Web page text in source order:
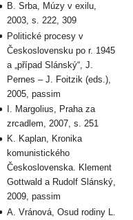
B. Srba, Múzy v exilu,
2003, s. 222, 309
Politické procesy v
Československu po r. 1945
a „případ Slánský“, J.
Pernes – J. Foitzik (eds.),
2005, passim
I. Margolius, Praha za
zrcadlem, 2007, s. 251
K. Kaplan, Kronika
komunistického
Československa. Klement
Gottwald a Rudolf Slánský,
2009, passim
A. Vránová, Osud rodiny L.